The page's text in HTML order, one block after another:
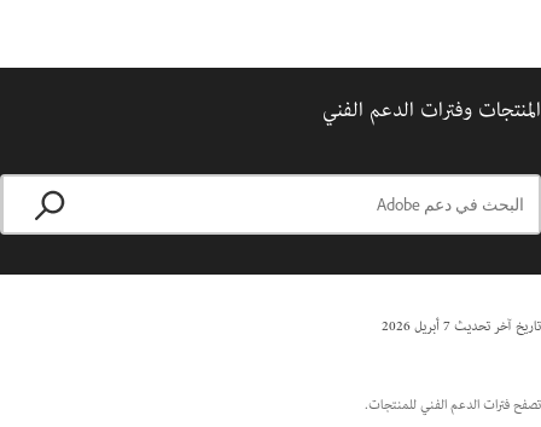
المنتجات وفترات الدعم الفني
تاريخ آخر تحديث7 أبريل 2026
تصفح فترات الدعم الفني للمنتجات.